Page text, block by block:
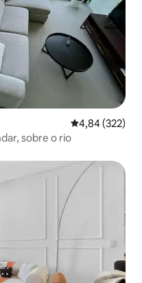
4,84 de uma
4,84 (322)
sobre o rio